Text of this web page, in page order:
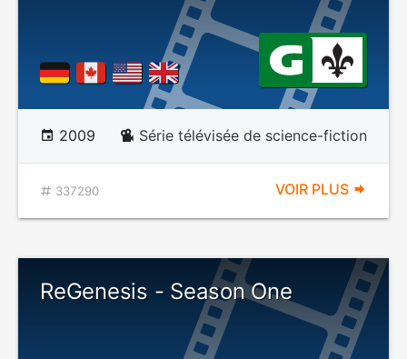
2009 Série télévisée de science-fiction
337290 VOIR PLUS
ReGenesis - Season One